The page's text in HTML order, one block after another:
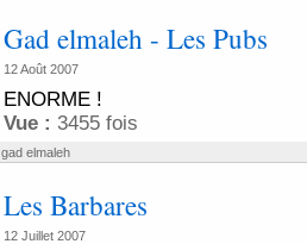
Gad elmaleh - Les Pubs
12 Août 2007
ENORME !
Vue : 3455 fois
gad elmaleh
Les Barbares
12 Juillet 2007